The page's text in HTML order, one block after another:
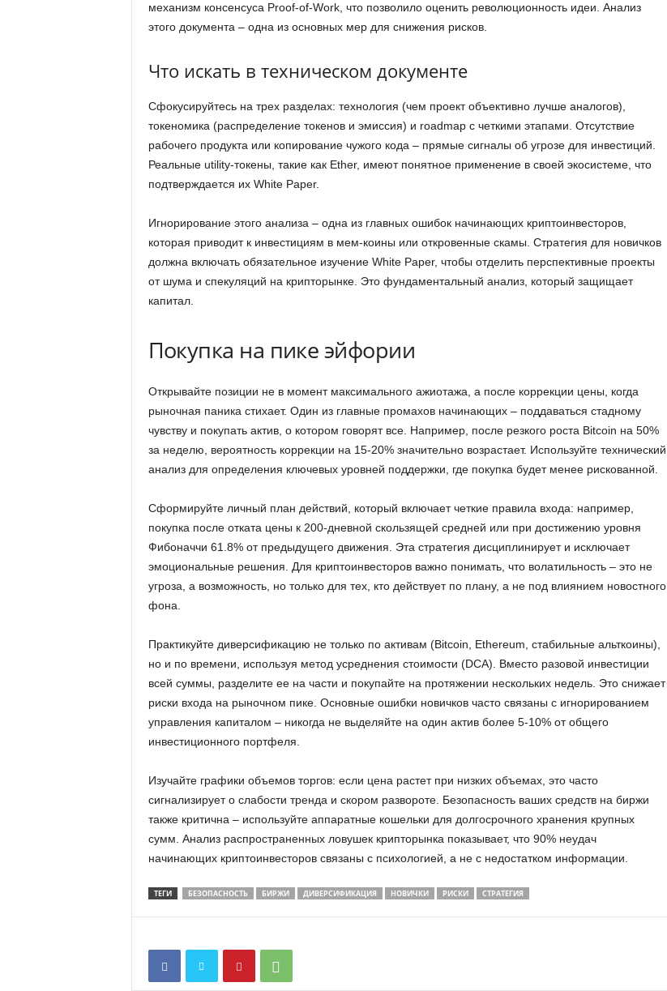
механизм консенсуса Proof-of-Work, что позволило оценить революционность идеи. Анализ
этого документа – одна из основных мер для снижения рисков.
Что искать в техническом документе
Сфокусируйтесь на трех разделах: технология (чем проект объективно лучше аналогов),
токеномика (распределение токенов и эмиссия) и roadmap с четкими этапами. Отсутствие
рабочего продукта или копирование чужого кода – прямые сигналы об угрозе для инвестиций.
Реальные utility-токены, такие как Ether, имеют понятное применение в своей экосистеме, что
подтверждается их White Paper.
Игнорирование этого анализа – одна из главных ошибок начинающих криптоинвесторов,
которая приводит к инвестициям в мем-коины или откровенные скамы. Стратегия для новичков
должна включать обязательное изучение White Paper, чтобы отделить перспективные проекты
от шума и спекуляций на крипторынке. Это фундаментальный анализ, который защищает
капитал.
Покупка на пике эйфории
Открывайте позиции не в момент максимального ажиотажа, а после коррекции цены, когда
рыночная паника стихает. Один из главные промахов начинающих – поддаваться стадному
чувству и покупать актив, о котором говорят все. Например, после резкого роста Bitcoin на 50%
за неделю, вероятность коррекции на 15-20% значительно возрастает. Используйте технический
анализ для определения ключевых уровней поддержки, где покупка будет менее рискованной.
Сформируйте личный план действий, который включает четкие правила входа: например,
покупка после отката цены к 200-дневной скользящей средней или при достижению уровня
Фибоначчи 61.8% от предыдущего движения. Эта стратегия дисциплинирует и исключает
эмоциональные решения. Для криптоинвесторов важно понимать, что волатильность – это не
угроза, а возможность, но только для тех, кто действует по плану, а не под влиянием новостного
фона.
Практикуйте диверсификацию не только по активам (Bitcoin, Ethereum, стабильные альткоины),
но и по времени, используя метод усреднения стоимости (DCA). Вместо разовой инвестиции
всей суммы, разделите ее на части и покупайте на протяжении нескольких недель. Это снижает
риски входа на рыночном пике. Основные ошибки новичков часто связаны с игнорированием
управления капиталом – никогда не выделяйте на один актив более 5-10% от общего
инвестиционного портфеля.
Изучайте графики объемов торгов: если цена растет при низких объемах, это часто
сигнализирует о слабости тренда и скором развороте. Безопасность ваших средств на биржи
также критична – используйте аппаратные кошельки для долгосрочного хранения крупных
сумм. Анализ распространенных ловушек крипторынка показывает, что 90% неудач
начинающих криптоинвесторов связаны с психологией, а не с недостатком информации.
ТЕГИ БЕЗОПАСНОСТЬ БИРЖИ ДИВЕРСИФИКАЦИЯ НОВИЧКИ РИСКИ СТРАТЕГИЯ